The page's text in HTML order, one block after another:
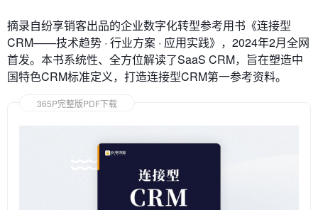
摘录自纷享销客出品的企业数字化转型参考用书《连接型
CRM——技术趋势 · 行业方案 · 应用实践》，2024年2月全网
首发。本书系统性、全方位解读了SaaS CRM，旨在塑造中
国特色CRM标准定义，打造连接型CRM第一参考资料。
365P完整版PDF下载